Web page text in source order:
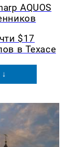
AQUOS
$17
в Техасе